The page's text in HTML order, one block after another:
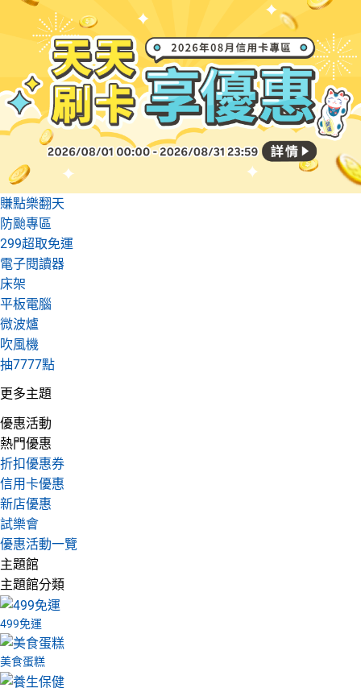
賺點樂翻天
防颱專區
299超取免運
電子閱讀器
床架
平板電腦
微波爐
吹風機
抽7777點
更多主題
優惠活動
熱門優惠
折扣優惠券
信用卡優惠
新店優惠
試樂會
優惠活動一覽
主題館
主題館分類
499免運
美食蛋糕